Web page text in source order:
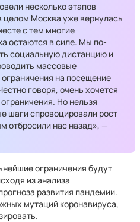
несколько этапов
целом Москва уже вернулась
с тем многие
остаются в силе. Мы по-
социальную дистанцию и
массовые
на посещение
говоря, очень хочется
Но нельзя
шаги спровоцировали рост
отбросили нас назад», —
ограничения будут
из анализа
развития пандемии.
мутаций коронавируса,